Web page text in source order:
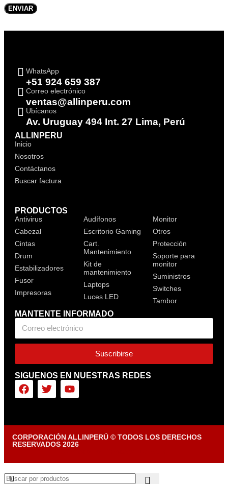
WhatsApp
+51 924 659 387
Correo electrónico
ventas@allinperu.com
Ubícanos
Av. Uruguay 494 Int. 27 Lima, Perú
ALLINPERU
Inicio
Nosotros
Contáctanos
Buscar factura
PRODUCTOS
Antivirus
Cabezal
Cintas
Drum
Estabilizadores
Fusor
Impresoras
Audífonos
Escritorio Gaming
Cart.
Mantenimiento
Kit de
mantenimiento
Laptops
Luces LED
Monitor
Otros
Protección
Soporte para
monitor
Suministros
Switches
Tambor
MANTENTE INFORMADO
Suscribirse
SIGUENOS EN NUESTRAS REDES
CORPORACIÓN ALLINPERÚ © TODOS LOS DERECHOS
RESERVADOS 2026